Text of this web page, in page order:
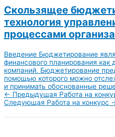
Скользящее
технология
процессами
Введение Бюджетирование
финансового планирования как
компаний. Бюджетирование
помощью которого можно
и принимать обоснованные
← Предыдущая Работа на
Следующая Работа на конкурс